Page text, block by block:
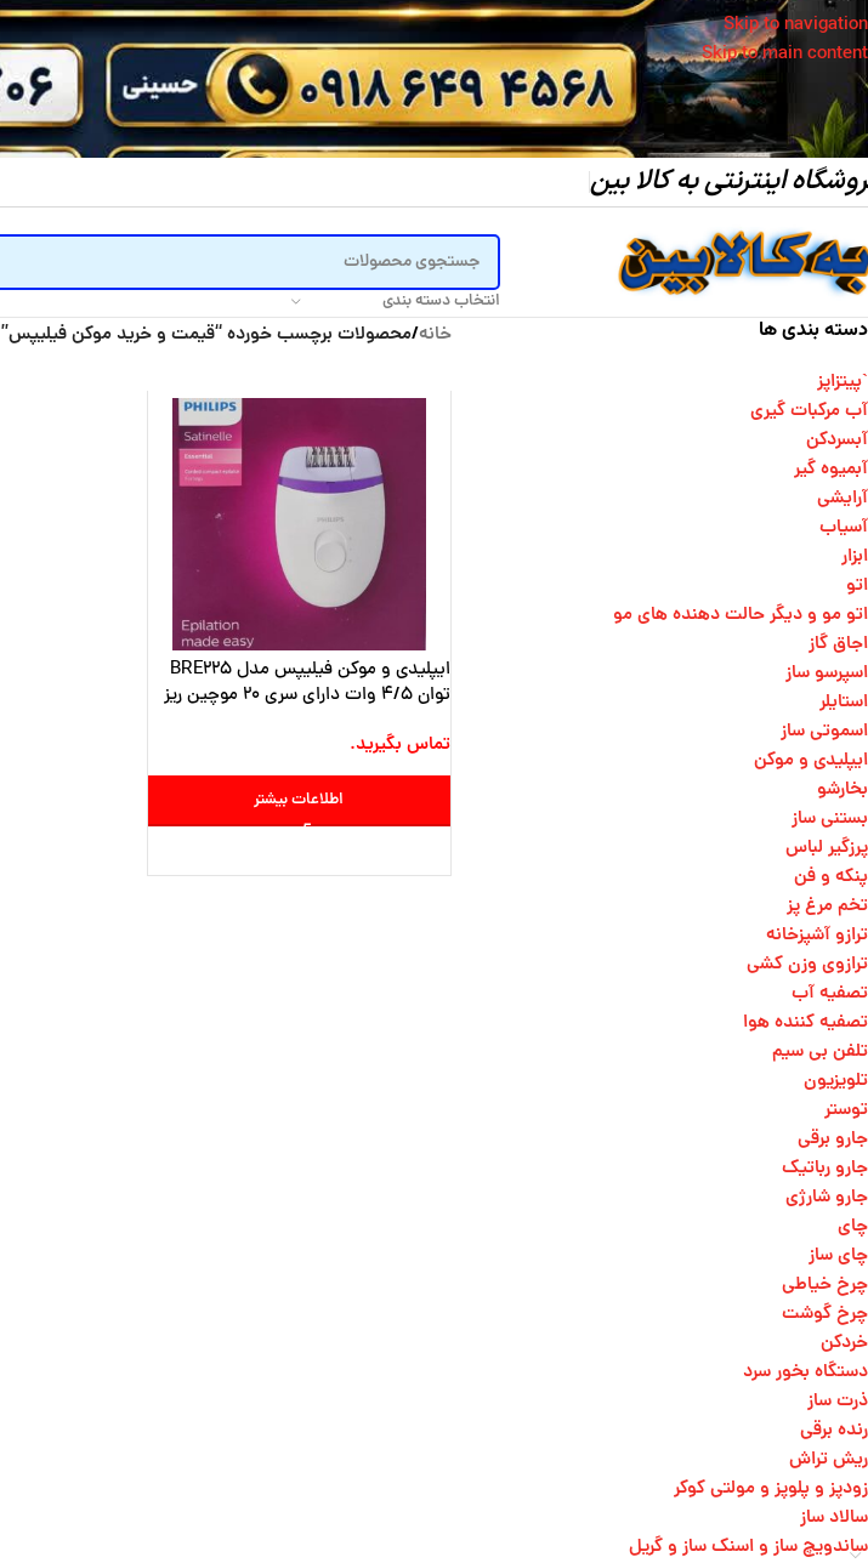
Skip to navigation
Skip to main content
اینترنتی به کالا بین
انتخاب دسته بندی
دسته بندی ها
`پیتزاپز
آب مرکبات گیری
آبسردکن
آبمیوه گیر
آرایشی
آسیاب
ابزار
اتو
اتو مو و دیگر حالت دهنده های مو​
اجاق گاز
اسپرسو ساز
استایلر
اسموتی ساز
ایپلیدی و موکن
بخارشو
بستنی ساز
پرزگیر لباس
پنکه و فن
تخم مرغ پز
ترازو آشپزخانه
ترازوی وزن کشی​
تصفیه آب
تصفیه کننده هوا
تلفن بی سیم
تلویزیون
توستر
جارو برقی
جارو رباتیک
جارو شارژی
چای
چای ساز
چرخ خیاطی
چرخ گوشت
خردکن
دستگاه بخور سرد
ذرت ساز
رنده برقی
ریش تراش
زودپز و پلوپز و مولتی کوکر
سالاد ساز
ساندویچ ساز و اسنک ساز و گریل
خانه/محصولات برچسب خورده “قیمت و خرید موکن فیلیپس”
ایپلیدی و موکن فیلیپس مدل BRE225
توان 4/5 وات دارای سری 20 موچین ریز
تماس بگیرید.
اطلاعات بیشتر